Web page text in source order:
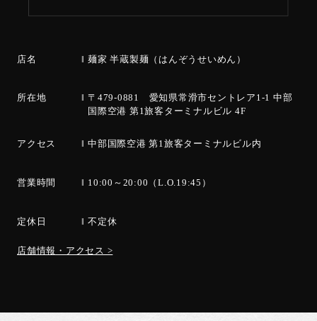
店名 麺家 半蔵製麺（はんぞうせいめん）
所在地
〒479-0881 愛知県常滑市セントレア1-1 中部
国際空港 第1旅客ターミナルビル 4F
アクセス 中部国際空港 第1旅客ターミナルビル内
営業時間 10:00～20:00（L.O.19:45）
定休日 不定休
店舗情報・アクセス >